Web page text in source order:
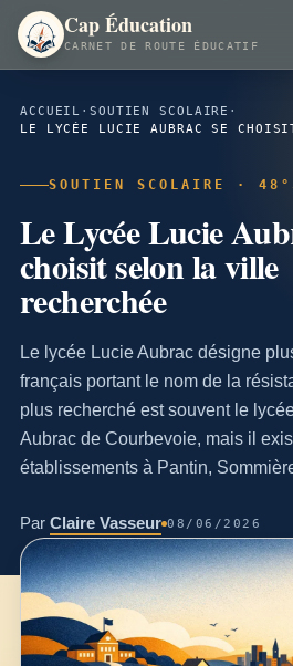
Cap Éducation
CARNET DE ROUTE ÉDUCATIF
ACCUEIL ·SOUTIEN SCOLAIRE ·
SOUTIEN SCOLAIRE ·
Le Lycée Lucie
choisit selon la ville
recherchée
Le lycée Lucie Aubrac désigne
français portant le nom de la
plus recherché est souvent le
Aubrac de Courbevoie, mais il
établissements à Pantin,
Par Claire Vasseur 08/06/2026